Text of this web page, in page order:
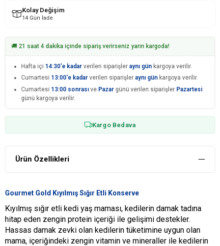
Kolay Değişim
14 Gün İade
🚚 21 saat 4 dakika içinde sipariş verirseniz yarın kargoda!
Hafta içi 14:30'e kadar verilen siparişleraynı gün kargoya verilir.
Cumartesi 13:00'e kadar verilen siparişleraynı gün kargoya verilir.
Cumartesi 13:00 sonrası ve Pazar günü verilen siparişler Pazartesi
günü kargoya verilir.
Kargo Bedava
Ürün Özellikleri
Gourmet Gold Kıyılmış Sığır Etli Konserve
Kıyılmış sığır etli kedi yaş maması, kedilerin damak tadına
hitap eden zengin protein içeriği ile gelişimi destekler.
Hassas damak zevki olan kedilerin tüketimine uygun olan
mama, içeriğindeki zengin vitamin ve mineraller ile kedilerin